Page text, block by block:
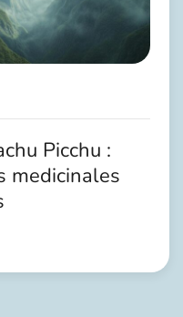
Picchu :
medicinales